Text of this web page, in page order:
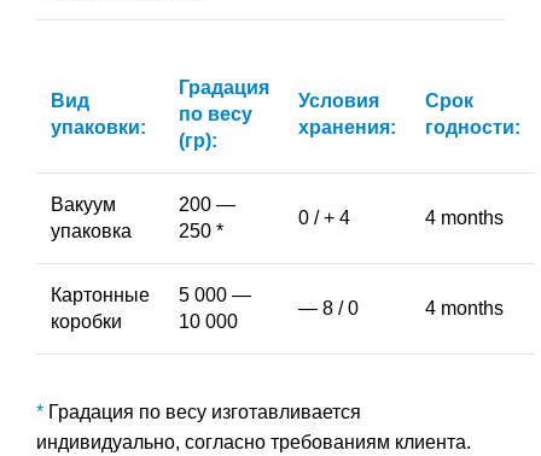
Вид
упаковки:
Градация
по весу
(гр):
Условия
хранения:
Срок
годности:
Вакуум
упаковка
200 —
250 *
0 / + 4 4 months
Картонные
коробки
5 000 —
10 000
— 8 / 0 4 months
* Градация по весу изготавливается
индивидуально, согласно требованиям клиента.